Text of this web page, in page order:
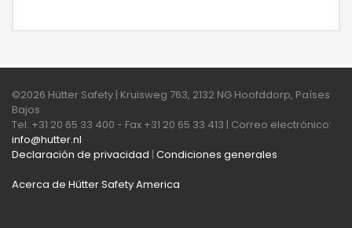
©2026 Hütter Safety | Kruisweg 763, 2132 NG Hoofddorp, Países
Bajos
Tel. +31 20 65 33 400 - Fax +31 20 65 33 413 | Correo electrónico:
info@hutter.nl
Declaración de privacidad | Condiciones generales
Acerca de Hütter Safety America